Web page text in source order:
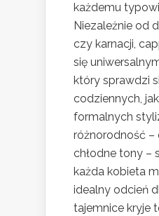
każdemu
Niezależnie od
czy karnacji,
się
który sprawdzi
codziennych,
formalnych
różnorodność –
chłodne tony –
każda kobieta
idealny odcień
tajemnice kryje